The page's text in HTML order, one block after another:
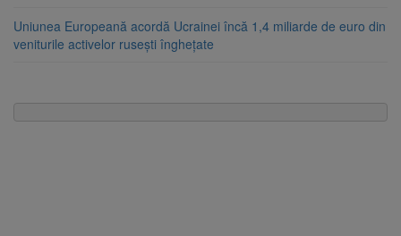
Uniunea Europeană acordă Ucrainei încă 1,4 miliarde de euro din
veniturile activelor rusești înghețate